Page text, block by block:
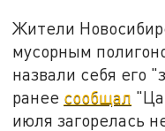
Жители
мусорным
назвали себя его
ранее сообщал
июля загорелась